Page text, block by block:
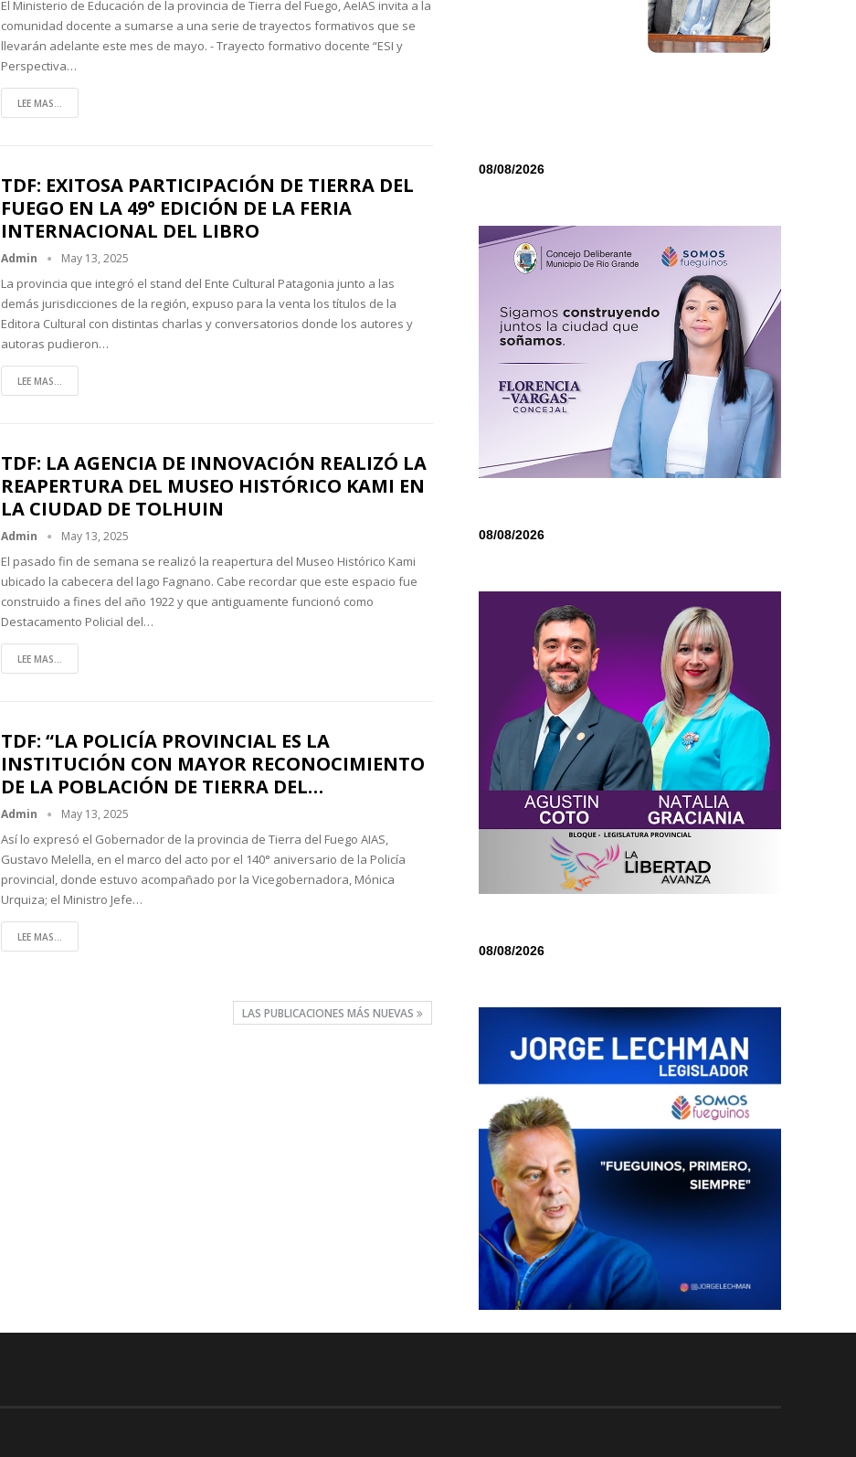
El Ministerio de Educación de la provincia de Tierra del Fuego, AeIAS invita a la
comunidad docente a sumarse a una serie de trayectos formativos que se
llevarán adelante este mes de mayo. - Trayecto formativo docente “ESI y
Perspectiva…
LEE MAS...
TDF: EXITOSA PARTICIPACIÓN DE TIERRA DEL
FUEGO EN LA 49° EDICIÓN DE LA FERIA
INTERNACIONAL DEL LIBRO
Admin May 13, 2025
La provincia que integró el stand del Ente Cultural Patagonia junto a las
demás jurisdicciones de la región, expuso para la venta los títulos de la
Editora Cultural con distintas charlas y conversatorios donde los autores y
autoras pudieron…
LEE MAS...
TDF: LA AGENCIA DE INNOVACIÓN REALIZÓ LA
REAPERTURA DEL MUSEO HISTÓRICO KAMI EN
LA CIUDAD DE TOLHUIN
Admin May 13, 2025
El pasado fin de semana se realizó la reapertura del Museo Histórico Kami
ubicado la cabecera del lago Fagnano. Cabe recordar que este espacio fue
construido a fines del año 1922 y que antiguamente funcionó como
Destacamento Policial del…
LEE MAS...
TDF: “LA POLICÍA PROVINCIAL ES LA
INSTITUCIÓN CON MAYOR RECONOCIMIENTO
DE LA POBLACIÓN DE TIERRA DEL…
Admin May 13, 2025
Así lo expresó el Gobernador de la provincia de Tierra del Fuego AIAS,
Gustavo Melella, en el marco del acto por el 140° aniversario de la Policía
provincial, donde estuvo acompañado por la Vicegobernadora, Mónica
Urquiza; el Ministro Jefe…
LEE MAS...
LAS PUBLICACIONES MÁS NUEVAS
08/08/2026
08/08/2026
08/08/2026